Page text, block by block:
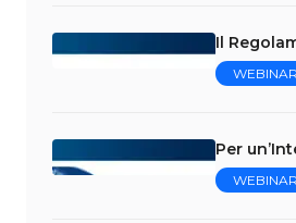
Il
WEBINAR
Per
WEBINAR